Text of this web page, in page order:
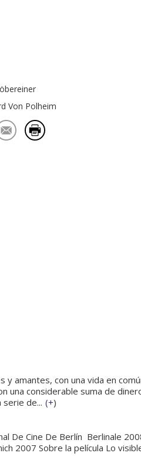
Von Polheim
y amantes, con una vida en
una considerable suma de
de... (+)
De Cine De Berlín  Berlinale
2007 Sobre la película Lo